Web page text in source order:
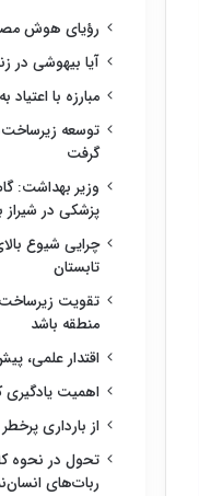
رؤیای هوش
آیا بیهوشی در
مبارزه با
گرفت
وزیر بهداشت:
پزشکی در
چرایی شیوع
تابستان
تقویت
منطقه باشد
اقتدار علمی،
اهمیت یادگیری
از بارداری
تحول در نحوه
ربات‌های